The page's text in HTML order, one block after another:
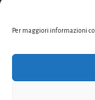
Per maggiori informazioni